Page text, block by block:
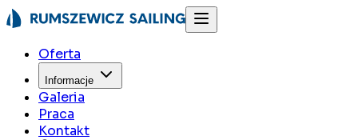
Oferta
Informacje
Galeria
Praca
Kontakt